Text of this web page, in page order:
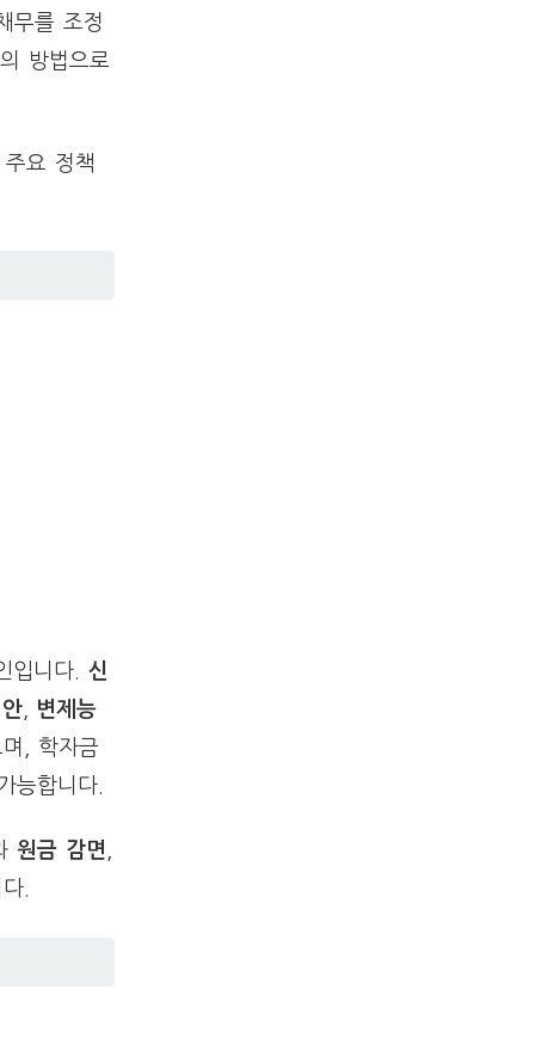
무를 조정
방법으로
요 정책
입니다. 신
, 변제능
, 학자금
능합니다.
원금 감면
.